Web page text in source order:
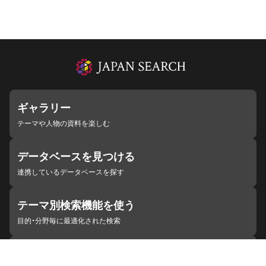
ギャラリー
テーマや人物の資料を楽しむ
データベースを見つける
連携しているデータベースを探す
テーマ別検索機能を使う
目的・分野毎に最適化された検索